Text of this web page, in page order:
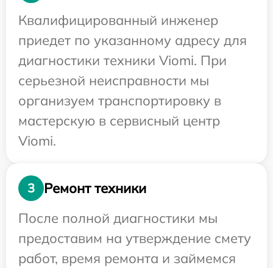
Квалифицированный инженер
приедет по указанному адресу для
диагностики техники Viomi. При
серьезной неисправности мы
организуем транспортировку в
мастерскую в сервисный центр
Viomi.
3
Ремонт техники
После полной диагностики мы
предоставим на утверждение смету
работ, время ремонта и займемся